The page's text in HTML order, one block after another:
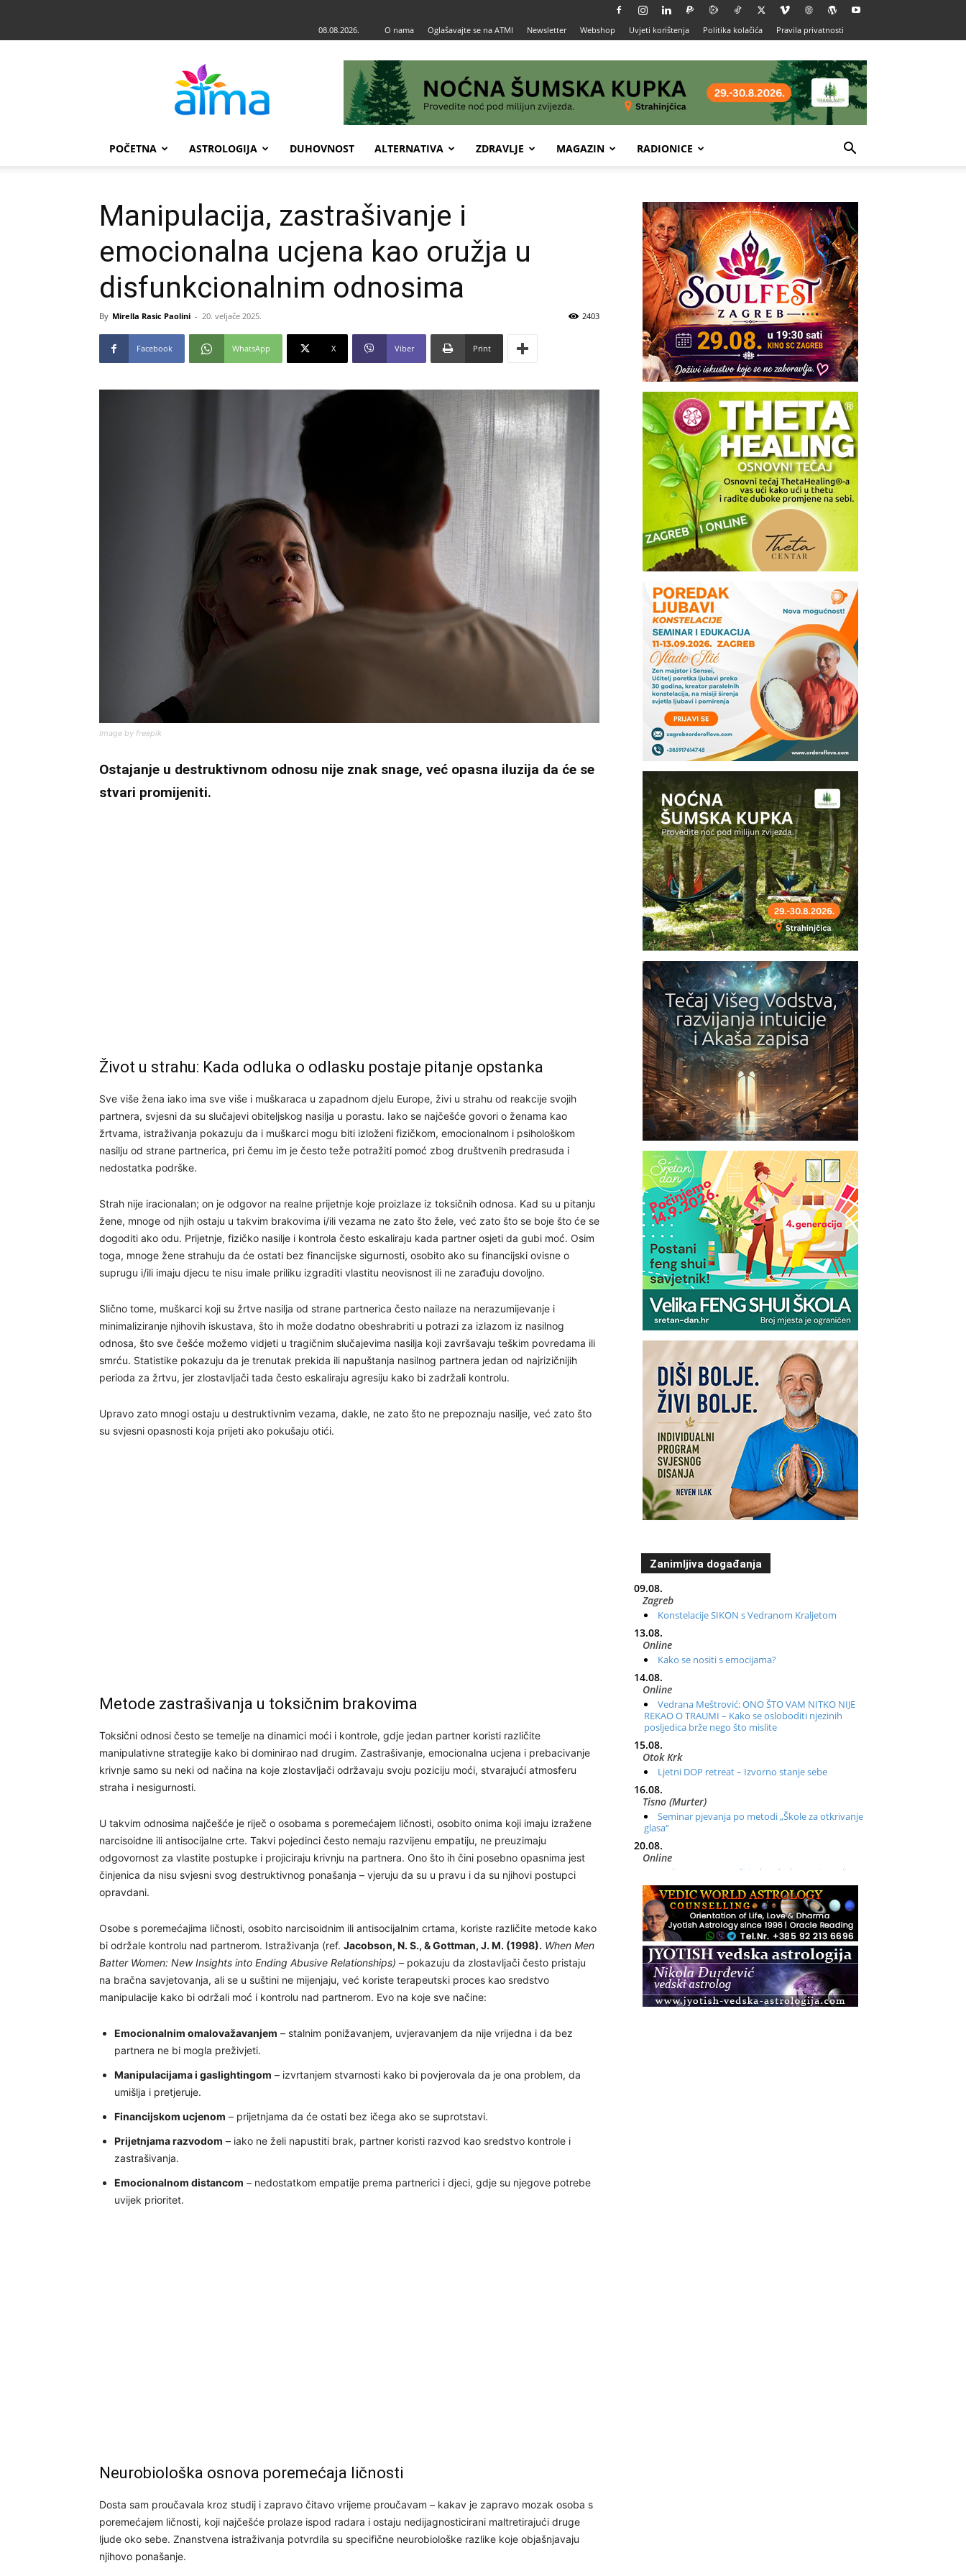
08.08.2026. O nama Oglašavajte se na ATMI Newsletter Webshop Uvjeti korištenja Politika kolačića Pravila privatnosti
POČETNA ASTROLOGIJA DUHOVNOST ALTERNATIVA ZDRAVLJE MAGAZIN RADIONICE
Manipulacija, zastrašivanje i
emocionalna ucjena kao oružja u
disfunkcionalnim odnosima
By Mirella Rasic Paolini - 20. veljače 2025. 2403
Facebook WhatsApp X Viber Print
Image by freepik
Ostajanje u destruktivnom odnosu nije znak snage, već opasna iluzija da će se
stvari promijeniti.
Život u strahu: Kada odluka o odlasku postaje pitanje opstanka
Sve više žena iako ima sve više i muškaraca u zapadnom djelu Europe, živi u strahu od reakcije svojih
partnera, svjesni da su slučajevi obiteljskog nasilja u porastu. Iako se najčešće govori o ženama kao
žrtvama, istraživanja pokazuju da i muškarci mogu biti izloženi fizičkom, emocionalnom i psihološkom
nasilju od strane partnerica, pri čemu im je često teže potražiti pomoć zbog društvenih predrasuda i
nedostatka podrške.
Strah nije iracionalan; on je odgovor na realne prijetnje koje proizlaze iz toksičnih odnosa. Kad su u pitanju
žene, mnoge od njih ostaju u takvim brakovima i/ili vezama ne zato što žele, već zato što se boje što će se
dogoditi ako odu. Prijetnje, fizičko nasilje i kontrola često eskaliraju kada partner osjeti da gubi moć. Osim
toga, mnoge žene strahuju da će ostati bez financijske sigurnosti, osobito ako su financijski ovisne o
suprugu i/ili imaju djecu te nisu imale priliku izgraditi vlastitu neovisnost ili ne zarađuju dovoljno.
Slično tome, muškarci koji su žrtve nasilja od strane partnerica često nailaze na nerazumijevanje i
minimaliziranje njihovih iskustava, što ih može dodatno obeshrabriti u potrazi za izlazom iz nasilnog
odnosa, što sve češće možemo vidjeti u tragičnim slučajevima nasilja koji završavaju teškim povredama ili
smrću. Statistike pokazuju da je trenutak prekida ili napuštanja nasilnog partnera jedan od najrizičnijih
perioda za žrtvu, jer zlostavljači tada često eskaliraju agresiju kako bi zadržali kontrolu.
Upravo zato mnogi ostaju u destruktivnim vezama, dakle, ne zato što ne prepoznaju nasilje, već zato što
su svjesni opasnosti koja prijeti ako pokušaju otići.
Metode zastrašivanja u toksičnim brakovima
Toksični odnosi često se temelje na dinamici moći i kontrole, gdje jedan partner koristi različite
manipulativne strategije kako bi dominirao nad drugim. Zastrašivanje, emocionalna ucjena i prebacivanje
krivnje samo su neki od načina na koje zlostavljači održavaju svoju poziciju moći, stvarajući atmosferu
straha i nesigurnosti.
U takvim odnosima najčešće je riječ o osobama s poremećajem ličnosti, osobito onima koji imaju izražene
narcisoidne ili antisocijalne crte. Takvi pojedinci često nemaju razvijenu empatiju, ne preuzimaju
odgovornost za vlastite postupke i projiciraju krivnju na partnera. Ono što ih čini posebno opasnima jest
činjenica da nisu svjesni svog destruktivnog ponašanja – vjeruju da su u pravu i da su njihovi postupci
opravdani.
Osobe s poremećajima ličnosti, osobito narcisoidnim ili antisocijalnim crtama, koriste različite metode kako
bi održale kontrolu nad partnerom. Istraživanja (ref. Jacobson, N. S., & Gottman, J. M. (1998). When Men
Batter Women: New Insights into Ending Abusive Relationships) – pokazuju da zlostavljači često pristaju
na bračna savjetovanja, ali se u suštini ne mijenjaju, već koriste terapeutski proces kao sredstvo
manipulacije kako bi održali moć i kontrolu nad partnerom. Evo na koje sve načine:
Emocionalnim omalovažavanjem – stalnim ponižavanjem, uvjeravanjem da nije vrijedna i da bez
partnera ne bi mogla preživjeti.
Manipulacijama i gaslightingom – izvrtanjem stvarnosti kako bi povjerovala da je ona problem, da
umišlja i pretjeruje.
Financijskom ucjenom – prijetnjama da će ostati bez ičega ako se suprotstavi.
Prijetnjama razvodom – iako ne želi napustiti brak, partner koristi razvod kao sredstvo kontrole i
zastrašivanja.
Emocionalnom distancom – nedostatkom empatije prema partnerici i djeci, gdje su njegove potrebe
uvijek prioritet.
Neurobiološka osnova poremećaja ličnosti
Dosta sam proučavala kroz studij i zapravo čitavo vrijeme proučavam – kakav je zapravo mozak osoba s
poremećajem ličnosti, koji najčešće prolaze ispod radara i ostaju nedijagnosticirani maltretirajući druge
ljude oko sebe. Znanstvena istraživanja potvrdila su specifične neurobiološke razlike koje objašnjavaju
njihovo ponašanje.
Zanimljiva događanja
09.08.
Zagreb
Konstelacije SIKON s Vedranom Kraljetom
13.08.
Online
Kako se nositi s emocijama?
14.08.
Online
Vedrana Meštrović: ONO ŠTO VAM NITKO NIJE
REKAO O TRAUMI – Kako se osloboditi njezinih
posljedica brže nego što mislite
15.08.
Otok Krk
Ljetni DOP retreat – Izvorno stanje sebe
16.08.
Tisno (Murter)
Seminar pjevanja po metodi „Škole za otkrivanje
glasa“
20.08.
Online
Radionica: Pomagači iz drugih dimenzija Online –
otvoreno za sve
21.08.
Zagreb+Online
Osnovni ThetaHealing® tečaj, Zagreb i Online
22.08.
Zagreb
Osnovna radionica za izscjeljivanje pranom (Basic
Pranic Healing course)
Pula